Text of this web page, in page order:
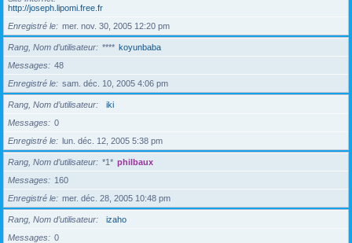
http://joseph.lipomi.free.fr
Enregistré le
mer. nov. 30, 2005 12:20 pm
Rang, Nom d’utilisateur **** koyunbaba
Messages
48
Enregistré le
sam. déc. 10, 2005 4:06 pm
Rang, Nom d’utilisateur
iki
Messages
0
Enregistré le
lun. déc. 12, 2005 5:38 pm
Rang, Nom d’utilisateur *1* philbaux
Messages
160
Enregistré le
mer. déc. 28, 2005 10:48 pm
Rang, Nom d’utilisateur
izaho
Messages
0